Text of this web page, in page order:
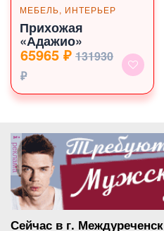
МЕБЕЛЬ, ИНТЕРЬЕР
Прихожая
«Адажио»
65965 ₽ 131930
₽
реклама
Сейчас в г. Междуреченск